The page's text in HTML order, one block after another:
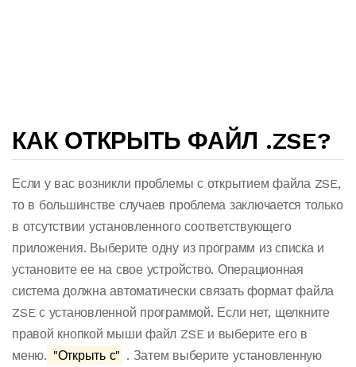
КАК ОТКРЫТЬ ФАЙЛ .ZSE?
Если у вас возникли проблемы с открытием файла ZSE,
то в большинстве случаев проблема заключается только
в отсутствии установленного соответствующего
приложения. Выберите одну из программ из списка и
установите ее на свое устройство. Операционная
система должна автоматически связать формат файла
ZSE с установленной программой. Если нет, щелкните
правой кнопкой мыши файл ZSE и выберите его в
меню. "Открыть с" . Затем выберите установленную